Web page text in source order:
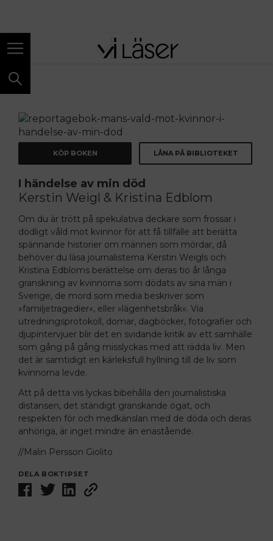
KÖP BOKEN LÅNA PÅ BIBLIOTEKET
I händelse av min död
Kerstin Weigl & Kristina Edblom
Om du är trött på spekulativa deckare som frossar i
dödligt våld mot kvinnor för att få tillfälle att berätta
spännande historier om männen som mördar, då
behöver du läsa journalisterna Kerstin Weigls och
Kristina Edbloms berättelse om deras tio år långa
granskning av kvinnorna som dödats av sina män i
Sverige, de mord som media beskriver som
»familjetragedier«, eller »lägenhetsbråk«. Via
utredningsprotokoll, domar, dagböcker, fotografier och
djupintervjuer blir det en svidande kritik av ett samhälle
som gång på gång misslyckas med att rädda liv. Men
det är samtidigt en kärleksfull hyllning till de liv som
kvinnorna levde.
Att på detta vis lyckas bibehålla den journalistiska
distansen, det ständigt granskande ögat, och
respekten för och medkänslan med de döda och deras
anhöriga, är inget mindre än enastående.
//Malin Persson Giolito
DELA BOKTIPSET